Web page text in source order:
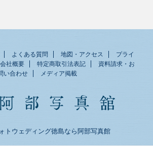
よくある質問 地図・アクセス
プライ
会社概要 特定商取引法表記
資料請求・お
い合わせ
メディア掲載
トウェディング徳島なら阿部写真館